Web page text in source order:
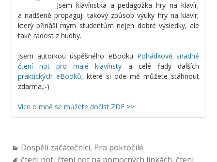
Jsem klavíristka a pedagožka hry na klavír,
a nadšeně propaguji takový způsob výuky hry na klavír,
který přináší mým studentům nejen dobré výsledky, ale
také radost z hudby.
Jsem autorkou úspěšného eBooku Pohádkově snadné
čtení not pro malé klavíristy a celé řady dalších
praktických eBooků, které si ode mě můžete stáhnout
zdarma.:-)
Více o mně se můžete dočíst ZDE >>
Dospělí začátečníci, Pro pokročilé
čtení not, čtení not na pomocných linkách, čtení